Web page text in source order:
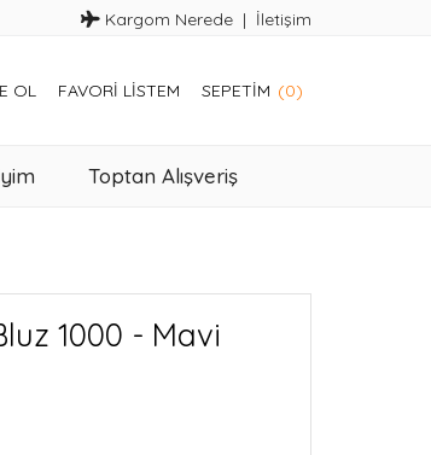
Kargom Nerede İletişim
OL FAVORI LISTEM SEPETIM (0)
Toptan Alışveriş
1000 - Mavi